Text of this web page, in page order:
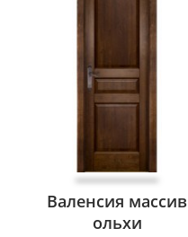
Валенсия массив
ольхи